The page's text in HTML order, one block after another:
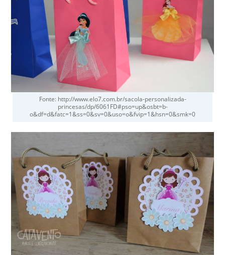
Fonte: http://www.elo7.com.br/sacola-personalizada-
princesas/dp/6061FD#pso=up&osbt=b-
o&df=d&fatc=1&ss=0&sv=0&uso=o&fvip=1&hsn=0&smk=0